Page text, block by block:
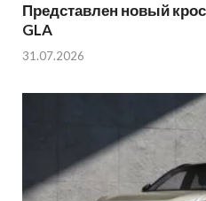
Представлен новый
GLA
31.07.2026